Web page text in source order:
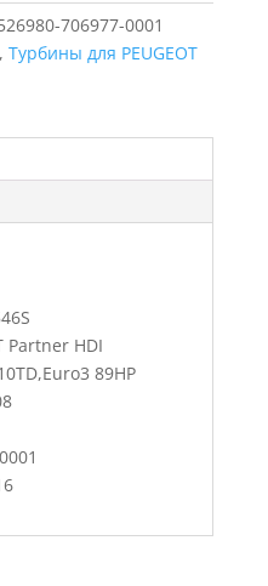
706977-0001
Турбины для PEUGEOT
Partner HDI
89HP